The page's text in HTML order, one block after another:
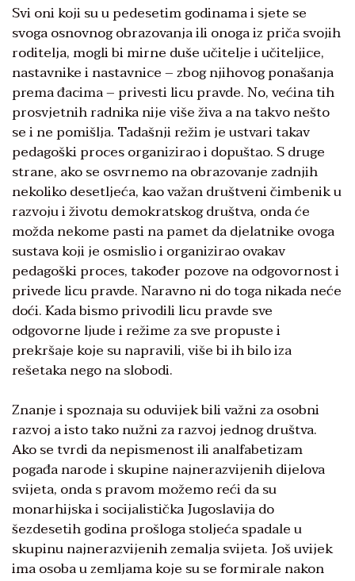
Svi oni koji su u pedesetim godinama i sjete se
svoga osnovnog obrazovanja ili onoga iz priča svojih
roditelja, mogli bi mirne duše učitelje i učiteljice,
nastavnike i nastavnice – zbog njihovog ponašanja
prema đacima – privesti licu pravde. No, većina tih
prosvjetnih radnika nije više živa a na takvo nešto
se i ne pomišlja. Tadašnji režim je ustvari takav
pedagoški proces organizirao i dopuštao. S druge
strane, ako se osvrnemo na obrazovanje zadnjih
nekoliko desetljeća, kao važan društveni čimbenik u
razvoju i životu demokratskog društva, onda će
možda nekome pasti na pamet da djelatnike ovoga
sustava koji je osmislio i organizirao ovakav
pedagoški proces, također pozove na odgovornost i
privede licu pravde. Naravno ni do toga nikada neće
doći. Kada bismo privodili licu pravde sve
odgovorne ljude i režime za sve propuste i
prekršaje koje su napravili, više bi ih bilo iza
rešetaka nego na slobodi.
Znanje i spoznaja su oduvijek bili važni za osobni
razvoj a isto tako nužni za razvoj jednog društva.
Ako se tvrdi da nepismenost ili analfabetizam
pogađa narode i skupine najnerazvijenih dijelova
svijeta, onda s pravom možemo reći da su
monarhijska i socijalistička Jugoslavija do
šezdesetih godina prošloga stoljeća spadale u
skupinu najnerazvijenih zemalja svijeta. Još uvijek
ima osoba u zemljama koje su se formirale nakon